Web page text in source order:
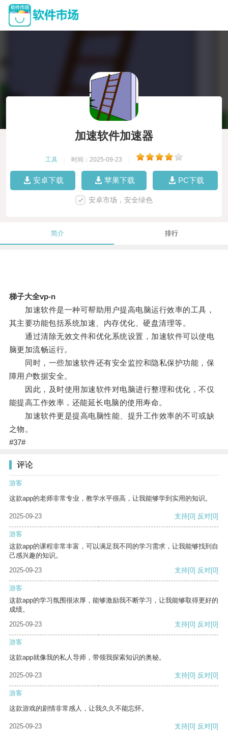
加速软件加速器
工具 时间：2025-09-23
安卓下载 苹果下载 PC下载
安卓市场，安全绿色
简介 排行
梯子大全vp-n
加速软件是一种可帮助用户提高电脑运行效率的工具，
其主要功能包括系统加速、内存优化、硬盘清理等。
通过清除无效文件和优化系统设置，加速软件可以使电
脑更加流畅运行。
同时，一些加速软件还有安全监控和隐私保护功能，保
障用户数据安全。
因此，及时使用加速软件对电脑进行整理和优化，不仅
能提高工作效率，还能延长电脑的使用寿命。
加速软件更是提高电脑性能、提升工作效率的不可或缺
之物。
#37#
评论
游客
这款app的老师非常专业，教学水平很高，让我能够学到实用的知识。
2025-09-23 支持[0] 反对[0]
游客
这款app的课程非常丰富，可以满足我不同的学习需求，让我能够找到自
己感兴趣的知识。
2025-09-23
支持[0] 反对[0]
游客
这款app的学习氛围很浓厚，能够激励我不断学习，让我能够取得更好的
成绩。
2025-09-23
支持[0] 反对[0]
游客
这款app就像我的私人导师，带领我探索知识的奥秘。
2025-09-23 支持[0] 反对[0]
游客
这款游戏的剧情非常感人，让我久久不能忘怀。
2025-09-23 支持[0] 反对[0]